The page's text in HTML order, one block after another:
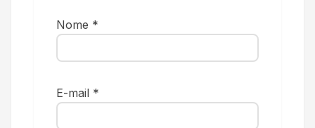
Nome *
E-mail *